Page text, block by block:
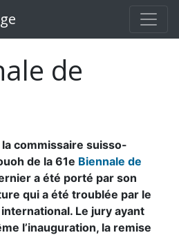
de
commissaire suisso-
de la 61e Biennale de
a été porté par son
qui a été troublée par le
Le jury ayant
l’inauguration, la remise